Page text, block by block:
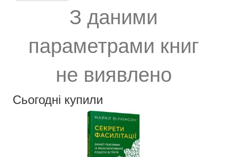
З даними
параметрами книг
не виявлено
Сьогодні купили